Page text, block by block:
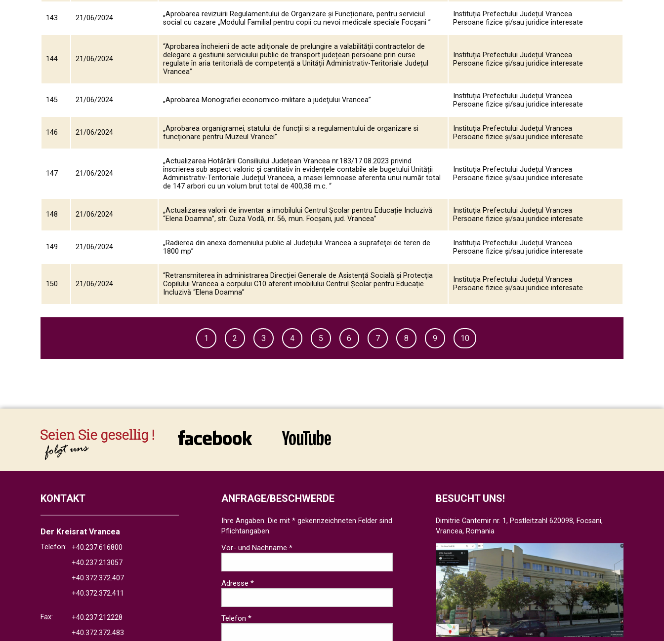
143 21/06/2024
„Aprobarea revizuirii Regulamentului de Organizare și Funcționare, pentru serviciul
social cu cazare „Modulul Familial pentru copii cu nevoi medicale speciale Focșani ”
Instituția Prefectului Județul Vrancea
Persoane fizice și/sau juridice interesate
144 21/06/2024
“Aprobarea încheierii de acte adiționale de prelungire a valabilității contractelor de
delegare a gestiunii serviciului public de transport județean persoane prin curse
regulate în aria teritorială de competență a Unității Administrativ-Teritoriale Județul
Vrancea”
Instituția Prefectului Județul Vrancea
Persoane fizice și/sau juridice interesate
145 21/06/2024 „Aprobarea Monografiei economico-militare a judeţului Vrancea”
Instituția Prefectului Județul Vrancea
Persoane fizice și/sau juridice interesate
146 21/06/2024
„Aprobarea organigramei, statului de funcții si a regulamentului de organizare si
funcționare pentru Muzeul Vrancei”
Instituția Prefectului Județul Vrancea
Persoane fizice și/sau juridice interesate
147 21/06/2024
„Actualizarea Hotărârii Consiliului Județean Vrancea nr.183/17.08.2023 privind
înscrierea sub aspect valoric și cantitativ în evidențele contabile ale bugetului Unității
Administrativ-Teritoriale Județul Vrancea, a masei lemnoase aferenta unui număr total
de 147 arbori cu un volum brut total de 400,38 m.c. “
Instituția Prefectului Județul Vrancea
Persoane fizice și/sau juridice interesate
148 21/06/2024
„Actualizarea valorii de inventar a imobilului Centrul Școlar pentru Educație Incluzivă
“Elena Doamna”, str. Cuza Vodă, nr. 56, mun. Focșani, jud. Vrancea”
Instituția Prefectului Județul Vrancea
Persoane fizice și/sau juridice interesate
149 21/06/2024
„Radierea din anexa domeniului public al Județului Vrancea a suprafeţei de teren de
1800 mp”
Instituția Prefectului Județul Vrancea
Persoane fizice și/sau juridice interesate
150 21/06/2024
“Retransmiterea în administrarea Direcției Generale de Asistență Socială și Protecția
Copilului Vrancea a corpului C10 aferent imobilului Centrul Școlar pentru Educație
Incluzivă “Elena Doamna”
Instituția Prefectului Județul Vrancea
Persoane fizice și/sau juridice interesate
1 2 3 4 5 6 7 8 9 10
KONTAKT
Der Kreisrat Vrancea
Telefon:
+40.237.616800
+40.237.213057
+40.372.372.407
+40.372.372.411
Fax:
+40.237.212228
+40.372.372.483
BESUCHT UNS!
Dimitrie Cantemir nr. 1, Postleitzahl 620098, Focsani,
Vrancea, Romania
ANFRAGE/BESCHWERDE
Ihre Angaben. Die mit * gekennzeichneten Felder sind
Pflichtangaben.
Vor- und Nachname *
Adresse *
Telefon *